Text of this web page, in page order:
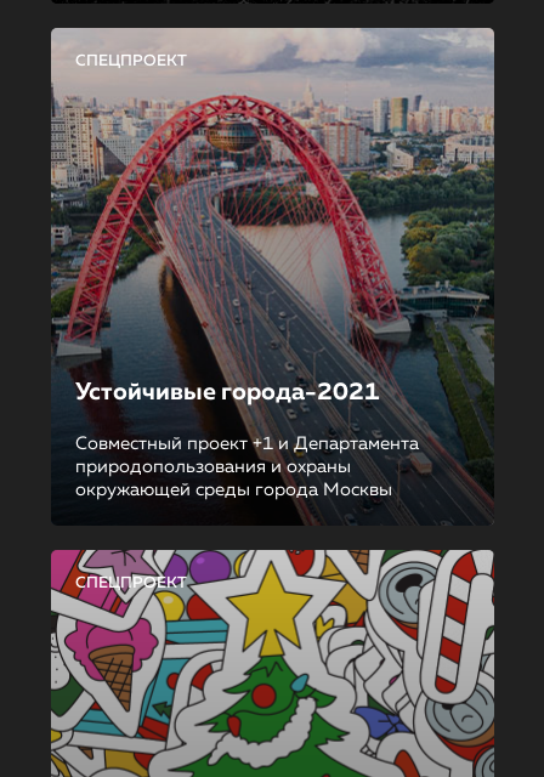
СПЕЦПРОЕКТ
Устойчивые города-2021
Совместный проект +1 и Департамента
природопользования и охраны
окружающей среды города Москвы
СПЕЦПРОЕКТ